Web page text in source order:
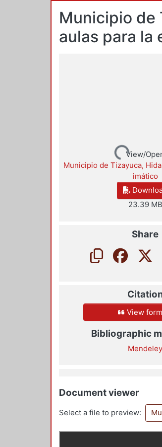
Municipio de
aulas para la
Loading...View/
Municipio de Tizayuca,
imático
23.39 MB
Share
View
Bibliographic
Mendeley
Document viewer
Select a file to preview: